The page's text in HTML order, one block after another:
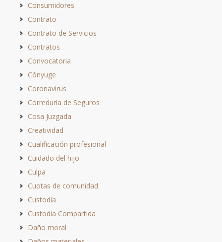
Consumidores
Contrato
Contrato de Servicios
Contratos
Convocatoria
Cónyuge
Coronavirus
Correduría de Seguros
Cosa Juzgada
Creatividad
Cualificación profesional
Cuidado del hijo
Culpa
Cuotas de comunidad
Custodia
Custodia Compartida
Daño moral